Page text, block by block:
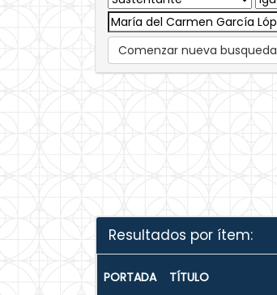
Comenzar nueva busqueda
Resultados por ítem:
PORTADA TÍTULO